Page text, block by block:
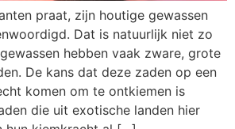
praat, zijn houtige gewassen
Dat is natuurlijk niet zo
hebben vaak zware, grote
De kans dat deze zaden op een
komen om te ontkiemen is
die uit exotische landen hier